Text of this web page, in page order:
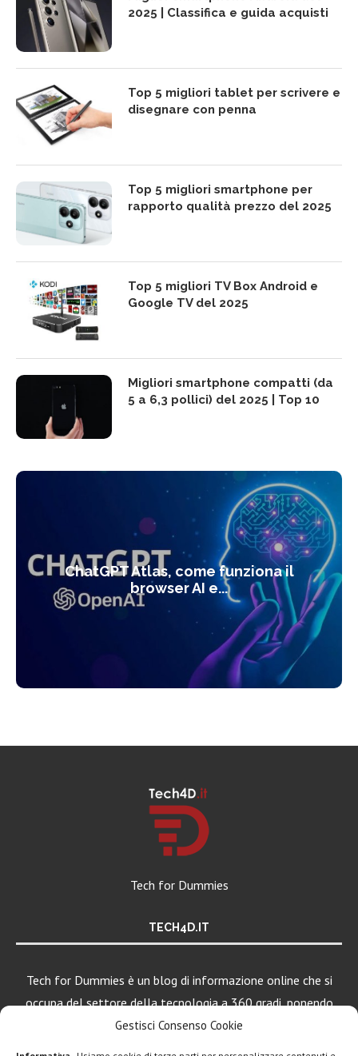
Gestisci Consenso Cookie
2025 | Classifica e guida acquisti
Top 5 migliori tablet per scrivere e
disegnare con penna
Top 5 migliori smartphone per
rapporto qualità prezzo del 2025
Top 5 migliori TV Box Android e
Google TV del 2025
Migliori smartphone compatti (da
5 a 6,3 pollici) del 2025 | Top 10
ChatGPT Atlas, come funziona il
browser AI e...
Tech for Dummies
TECH4D.IT
Tech for Dummies è un blog di informazione online che si
occupa del settore della tecnologia a 360 gradi, ponendo
una particolare attenzione al mondo Android, Apple e